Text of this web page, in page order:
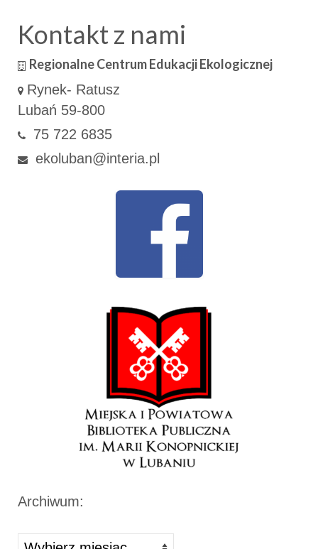
Kontakt z nami
Regionalne Centrum Edukacji Ekologicznej
Rynek- Ratusz
Lubań 59-800
75 722 6835
ekoluban@interia.pl
Archiwum:
Archiwa